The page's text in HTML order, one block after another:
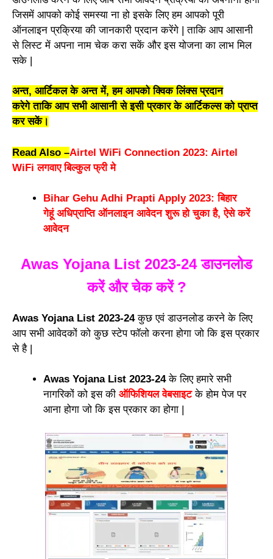
जिसमें आपको कोई समस्या ना हो इसके लिए हम आपको पूरी
ऑनलाइन प्रक्रिया की जानकारी प्रदान करेंगे | ताकि आप आसानी
से लिस्ट में अपना नाम चेक करा सकें और इस योजना का लाभ मिल
सके |
अन्त, आर्टिकलकेअन्त में, हम आपको क्विक लिंक्स प्रदान
करेगेताकि आप सभी आसानी से इसी प्रकारकेआर्टिकल्स को प्राप्त
कर सकें।
Read Also –Airtel WiFi Connection 2023: Airtel
WiFi लगवाए बिल्कुल फ्री मे
Bihar Gehu Adhi Prapti Apply 2023: बिहार
गेहूं अधिप्राप्ति ऑनलाइन आवेदन शुरू हो चुका है, ऐसे करें
आवेदन
Awas Yojana List 2023-24 डाउनलोड
करें और चेक करें ?
Awas Yojana List 2023-24कुछ एवं डाउनलोड करने के लिए
आप सभी आवेदकों को कुछ स्टेप फॉलो करना होगा जो कि इस प्रकार
से है |
Awas Yojana List 2023-24के लिए हमारे सभी
नागरिकों को इस की ऑफिशियल वेबसाइटके होम पेज पर
आना होगा जो कि इस प्रकार का होगा |